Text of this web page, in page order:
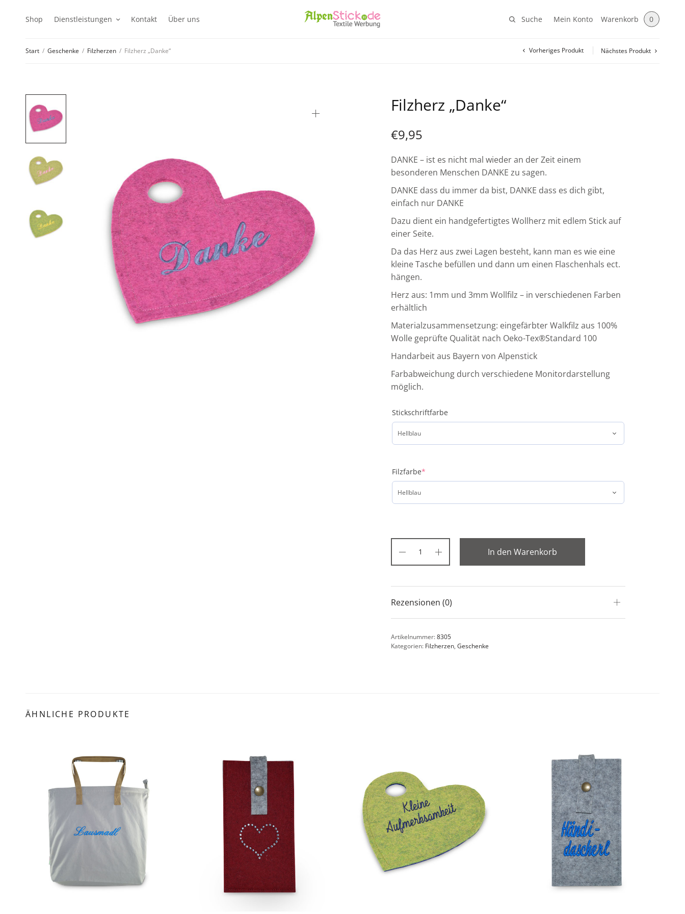
Shop Dienstleistungen Kontakt Über uns Suche Mein Konto Warenkorb 0
Start / Geschenke / Filzherzen / Filzherz „Danke“ Vorheriges Produkt Nächstes Produkt
Filzherz „Danke“
€9,95
DANKE – ist es nicht mal wieder an der Zeit einem
besonderen Menschen DANKE zu sagen.
DANKE dass du immer da bist, DANKE dass es dich gibt,
einfach nur DANKE
Dazu dient ein handgefertigtes Wollherz mit edlem Stick auf
einer Seite.
Da das Herz aus zwei Lagen besteht, kann man es wie eine
kleine Tasche befüllen und dann um einen Flaschenhals ect.
hängen.
Herz aus: 1mm und 3mm Wollfilz – in verschiedenen Farben
erhältlich
Materialzusammensetzung: eingefärbter Walkfilz aus 100%
Wolle geprüfte Qualität nach Oeko-Tex®Standard 100
Handarbeit aus Bayern von Alpenstick
Farbabweichung durch verschiedene Monitordarstellung
möglich.
Stickschriftfarbe
Filzfarbe*
In den Warenkorb
Rezensionen (0)
Artikelnummer:8305
Kategorien: Filzherzen, Geschenke
ÄHNLICHE PRODUKTE